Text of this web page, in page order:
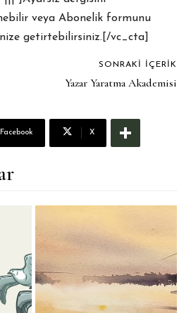
veya Abonelik formunu
getirtebilirsiniz.[/vc_cta]
SONRAKI İÇERIK
Yazar Yaratma Akademisi
Facebook X